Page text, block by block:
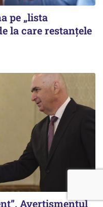
pe „lista
la care restanțele
Avertismentul